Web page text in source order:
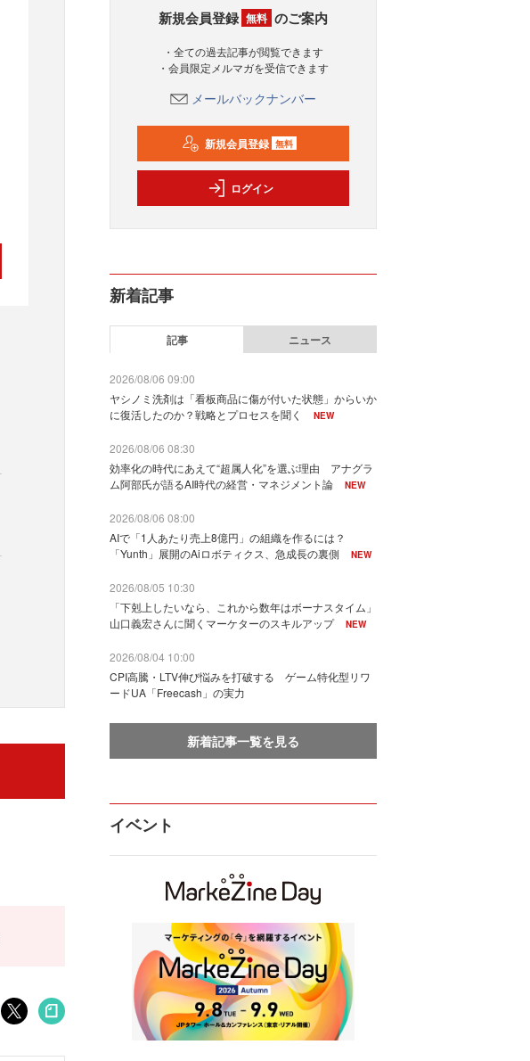
新規会員登録 無料 のご案内
・全ての過去記事が閲覧できます
・会員限定メルマガを受信できます
メールバックナンバー
新規会員登録 無料
ログイン
新着記事
記事 ニュース
2026/08/06 09:00
ヤシノミ洗剤は「看板商品に傷が付いた状態」からいか
に復活したのか？戦略とプロセスを聞く
NEW
2026/08/06 08:30
効率化の時代にあえて“超属人化”を選ぶ理由 アナグラ
ム阿部氏が語るAI時代の経営・マネジメント論
NEW
2026/08/06 08:00
AIで「1人あたり売上8億円」の組織を作るには？
「Yunth」展開のAiロボティクス、急成長の裏側
NEW
2026/08/05 10:30
「下剋上したいなら、これから数年はボーナスタイム」
山口義宏さんに聞くマーケターのスキルアップ
NEW
2026/08/04 10:00
CPI高騰・LTV伸び悩みを打破する ゲーム特化型リワ
ードUA「Freecash」の実力
新着記事一覧を見る
イベント